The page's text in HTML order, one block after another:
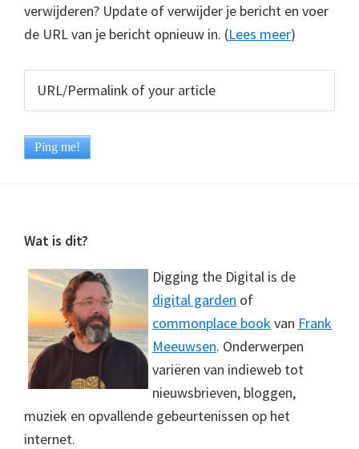
verwijderen? Update of verwijder je bericht en voer
de URL van je bericht opnieuw in. (Lees meer)
Footer
Wat is dit?
Digging the Digital is de
digital garden of
commonplace bookvan Frank
Meeuwsen. Onderwerpen
variëren van indieweb tot
nieuwsbrieven, bloggen,
muziek en opvallende gebeurtenissen op het
internet.